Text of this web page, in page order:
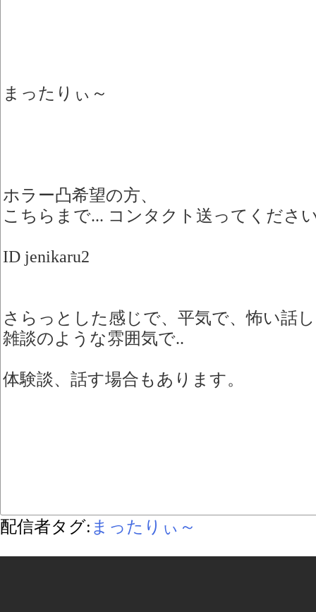
まったりぃ～
ホラー凸希望の方、
こちらまで... コンタクト送ってくださ
ID jenikaru2
さらっとした感じで、平気で、怖い話
雑談のような雰囲気で..
体験談、話す場合もあります。
配信者タグ: まったりぃ～